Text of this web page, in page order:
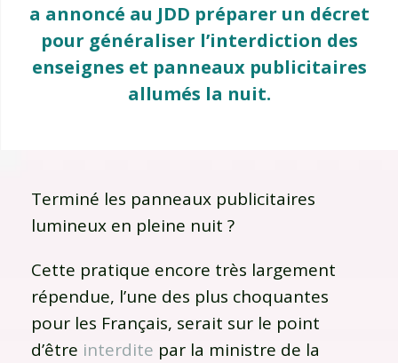
a annoncé au JDD préparer un décret
pour généraliser l’interdiction des
enseignes et panneaux publicitaires
allumés la nuit.
Terminé les panneaux publicitaires
lumineux en pleine nuit ?
Cette pratique encore très largement
répendue, l’une des plus choquantes
pour les Français, serait sur le point
d’être interdite par la ministre de la